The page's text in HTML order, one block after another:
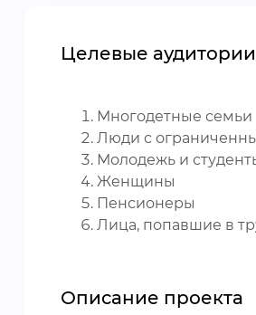
Целевые аудитории
Многодетные семьи
Люди с
Молодежь и
Женщины
Пенсионеры
Лица, попавшие в
Описание проекта